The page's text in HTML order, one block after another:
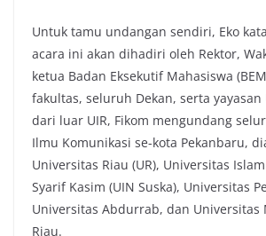
Untuk tamu undangan sendiri, Eko
acara ini akan dihadiri oleh Rektor,
ketua Badan Eksekutif Mahasiswa
fakultas, seluruh Dekan, serta yayasan
dari luar UIR, Fikom mengundang
Ilmu Komunikasi se-kota Pekanbaru,
Universitas Riau (UR), Universitas
Syarif Kasim (UIN Suska), Universitas
Universitas Abdurrab, dan Universitas
Riau.